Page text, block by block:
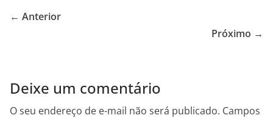
e
k
← Anterior
Próximo →
Deixe um comentário
O seu endereço de e-mail não será publicado. Campos